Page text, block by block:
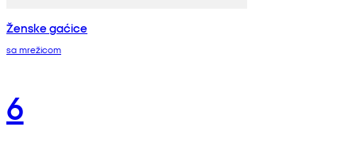
Ženske gaćice
sa mrežicom
6